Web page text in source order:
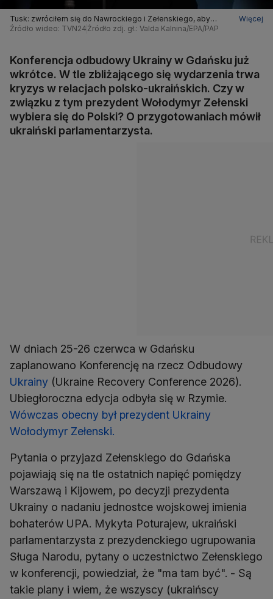
Tusk: zwróciłem się do Nawrockiego i Zełenskiego, aby
znaleźli lepszy sposób na deeskalację tych emocji
Więcej
Źródło wideo: TVN24 Źródło zdj. gł.: Valda Kalnina/EPA/PAP
Konferencja odbudowy Ukrainy w Gdańsku już
wkrótce. W tle zbliżającego się wydarzenia trwa
kryzys w relacjach polsko-ukraińskich. Czy w
związku z tym prezydent Wołodymyr Zełenski
wybiera się do Polski? O przygotowaniach mówił
ukraiński parlamentarzysta.
W dniach 25-26 czerwca w Gdańsku
zaplanowano Konferencję na rzecz Odbudowy
Ukrainy (Ukraine Recovery Conference 2026).
Ubiegłoroczna edycja odbyła się w Rzymie.
Wówczas obecny był prezydent Ukrainy
Wołodymyr Zełenski.
Pytania o przyjazd Zełenskiego do Gdańska
pojawiają się na tle ostatnich napięć pomiędzy
Warszawą i Kijowem, po decyzji prezydenta
Ukrainy o nadaniu jednostce wojskowej imienia
bohaterów UPA. Mykyta Poturajew, ukraiński
parlamentarzysta z prezydenckiego ugrupowania
Sługa Narodu, pytany o uczestnictwo Zełenskiego
w konferencji, powiedział, że "ma tam być". - Są
takie plany i wiem, że wszyscy (ukraińscy